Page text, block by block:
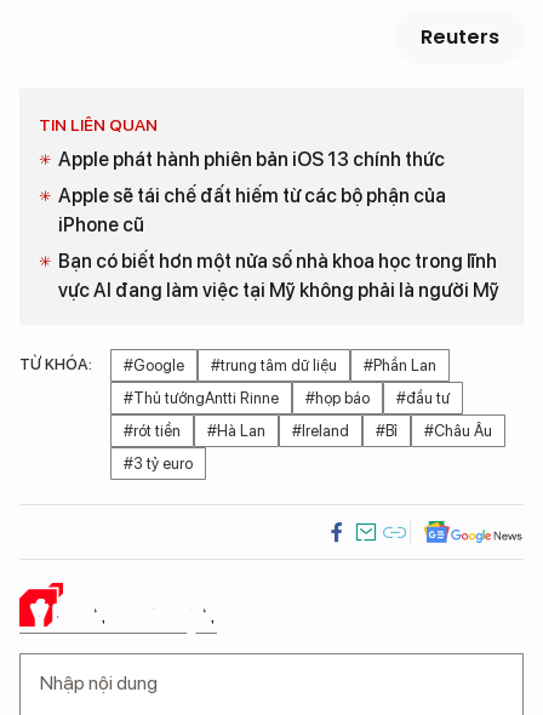
Reuters
TIN LIÊN QUAN
Apple phát hành phiên bản iOS 13 chính thức
Apple sẽ tái chế đất hiếm từ các bộ phận của
iPhone cũ
Bạn có biết hơn một nửa số nhà khoa học trong lĩnh
vực AI đang làm việc tại Mỹ không phải là người Mỹ
TỪ KHÓA: #Google #trung tâm dữ liệu
#Phần Lan
#Thủ tướngAntti Rinne
#họp báo
#đầu tư
#rót tiền
#Hà Lan #Ireland #Bỉ
#Châu Âu
#3 tỷ euro
Ý KIẾN CỦA BẠN